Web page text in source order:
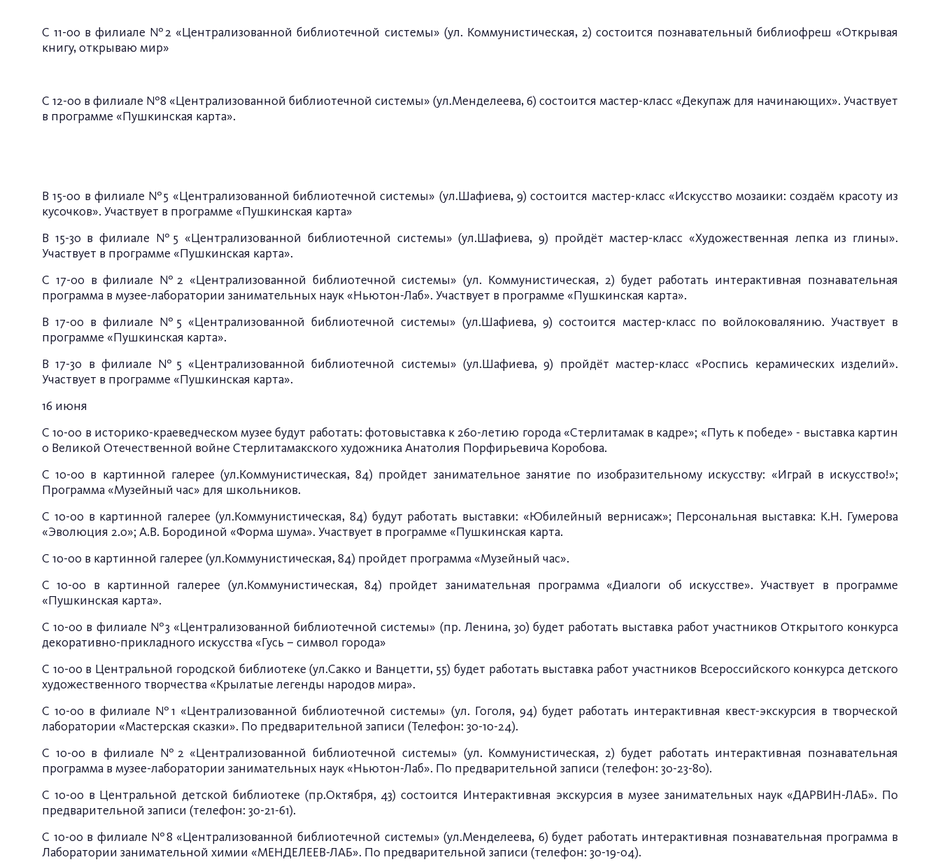
С 11-00 в филиале №2 «Централизованной библиотечной системы» (ул. Коммунистическая, 2) состоится познавательный библиофреш «Открывая
книгу, открываю мир»
С 12-00 в филиале №8 «Централизованной библиотечной системы» (ул.Менделеева, 6) состоится мастер-класс «Декупаж для начинающих». Участвует
в программе «Пушкинская карта».
В 15-00 в филиале №5 «Централизованной библиотечной системы» (ул.Шафиева, 9) состоится мастер-класс «Искусство мозаики: создаём красоту из
кусочков». Участвует в программе «Пушкинская карта»
В 15-30 в филиале №5 «Централизованной библиотечной системы» (ул.Шафиева, 9) пройдёт мастер-класс «Художественная лепка из глины».
Участвует в программе «Пушкинская карта».
С 17-00 в филиале №2 «Централизованной библиотечной системы» (ул. Коммунистическая, 2) будет работать интерактивная познавательная
программа в музее-лаборатории занимательных наук «Ньютон-Лаб». Участвует в программе «Пушкинская карта».
В 17-00 в филиале №5 «Централизованной библиотечной системы» (ул.Шафиева, 9) состоится мастер-класс по войлоковалянию. Участвует в
программе «Пушкинская карта».
В 17-30 в филиале №5 «Централизованной библиотечной системы» (ул.Шафиева, 9) пройдёт мастер-класс «Роспись керамических изделий».
Участвует в программе «Пушкинская карта».
16 июня
С 10-00 в историко-краеведческом музее будут работать: фотовыставка к 260-летию города «Стерлитамак в кадре»; «Путь к победе» - выставка картин
о Великой Отечественной войне Стерлитамакского художника Анатолия Порфирьевича Коробова.
С 10-00 в картинной галерее (ул.Коммунистическая, 84) пройдет занимательное занятие по изобразительному искусству: «Играй в искусство!»;
Программа «Музейный час» для школьников.
С 10-00 в картинной галерее (ул.Коммунистическая, 84) будут работать выставки: «Юбилейный вернисаж»; Персональная выставка: К.Н. Гумерова
«Эволюция 2.0»; А.В. Бородиной «Форма шума». Участвует в программе «Пушкинская карта.
С 10-00 в картинной галерее (ул.Коммунистическая, 84) пройдет программа «Музейный час».
С 10-00 в картинной галерее (ул.Коммунистическая, 84) пройдет занимательная программа «Диалоги об искусстве». Участвует в программе
«Пушкинская карта».
С 10-00 в филиале №3 «Централизованной библиотечной системы» (пр. Ленина, 30) будет работать выставка работ участников Открытого конкурса
декоративно-прикладного искусства «Гусь – символ города»
С 10-00 в Центральной городской библиотеке (ул.Сакко и Ванцетти, 55) будет работать выставка работ участников Всероссийского конкурса детского
художественного творчества «Крылатые легенды народов мира».
С 10-00 в филиале №1 «Централизованной библиотечной системы» (ул. Гоголя, 94) будет работать интерактивная квест-экскурсия в творческой
лаборатории «Мастерская сказки». По предварительной записи (Телефон: 30-10-24).
С 10-00 в филиале №2 «Централизованной библиотечной системы» (ул. Коммунистическая, 2) будет работать интерактивная познавательная
программа в музее-лаборатории занимательных наук «Ньютон-Лаб». По предварительной записи (телефон: 30-23-80).
С 10-00 в Центральной детской библиотеке (пр.Октября, 43) состоится Интерактивная экскурсия в музее занимательных наук «ДАРВИН-ЛАБ». По
предварительной записи (телефон: 30-21-61).
С 10-00 в филиале №8 «Централизованной библиотечной системы» (ул.Менделеева, 6) будет работать интерактивная познавательная программа в
Лаборатории занимательной химии «МЕНДЕЛЕЕВ-ЛАБ». По предварительной записи (телефон: 30-19-04).